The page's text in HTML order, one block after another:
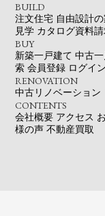
BUILD
注文住宅 自由設計
見学 カタログ資料
BUY
新築一戸建て 中古
索 会員登録 ログイン
RENOVATION
中古リノベーション
CONTENTS
会社概要 アクセス
様の声 不動産買取